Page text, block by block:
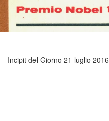
Incipit del Giorno 21 luglio 2016